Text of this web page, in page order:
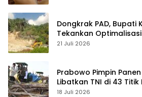
Dongkrak PAD, Bupati
Tekankan
Tambang
21 Juli 2026
Prabowo Pimpin
Libatkan TNI di 43
18 Juli 2026